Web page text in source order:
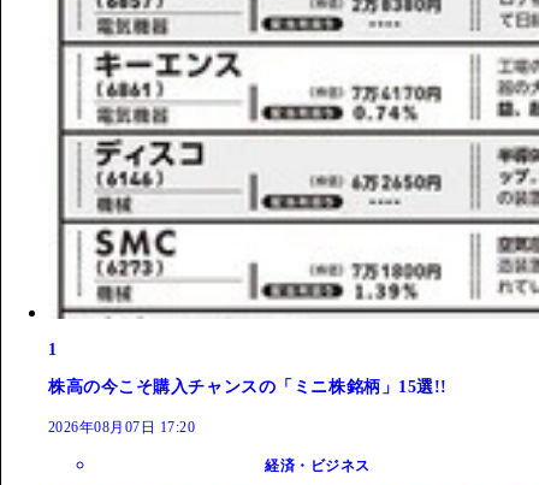
1
株高の今こそ購入チャンスの「ミニ株銘柄」15選!!
2026年08月07日 17:20
経済・ビジネス